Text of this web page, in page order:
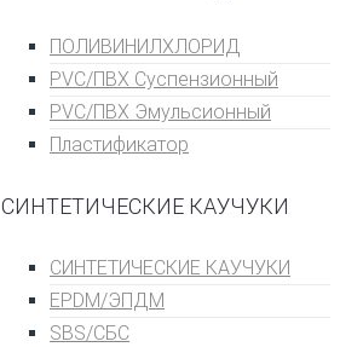
ПОЛИВИНИЛХЛОРИД
PVC/ПВХ Суспензионный
PVC/ПВХ Эмульсионный
Пластификатор
СИНТЕТИЧЕСКИЕ КАУЧУКИ
СИНТЕТИЧЕСКИЕ КАУЧУКИ
EPDM/ЭПДМ
SBS/СБС